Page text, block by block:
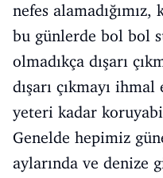
nefes alamadığımız,
bu günlerde bol bol
olmadıkça dışarı
dışarı çıkmayı
yeteri kadar
Genelde hepimiz
aylarında ve denize